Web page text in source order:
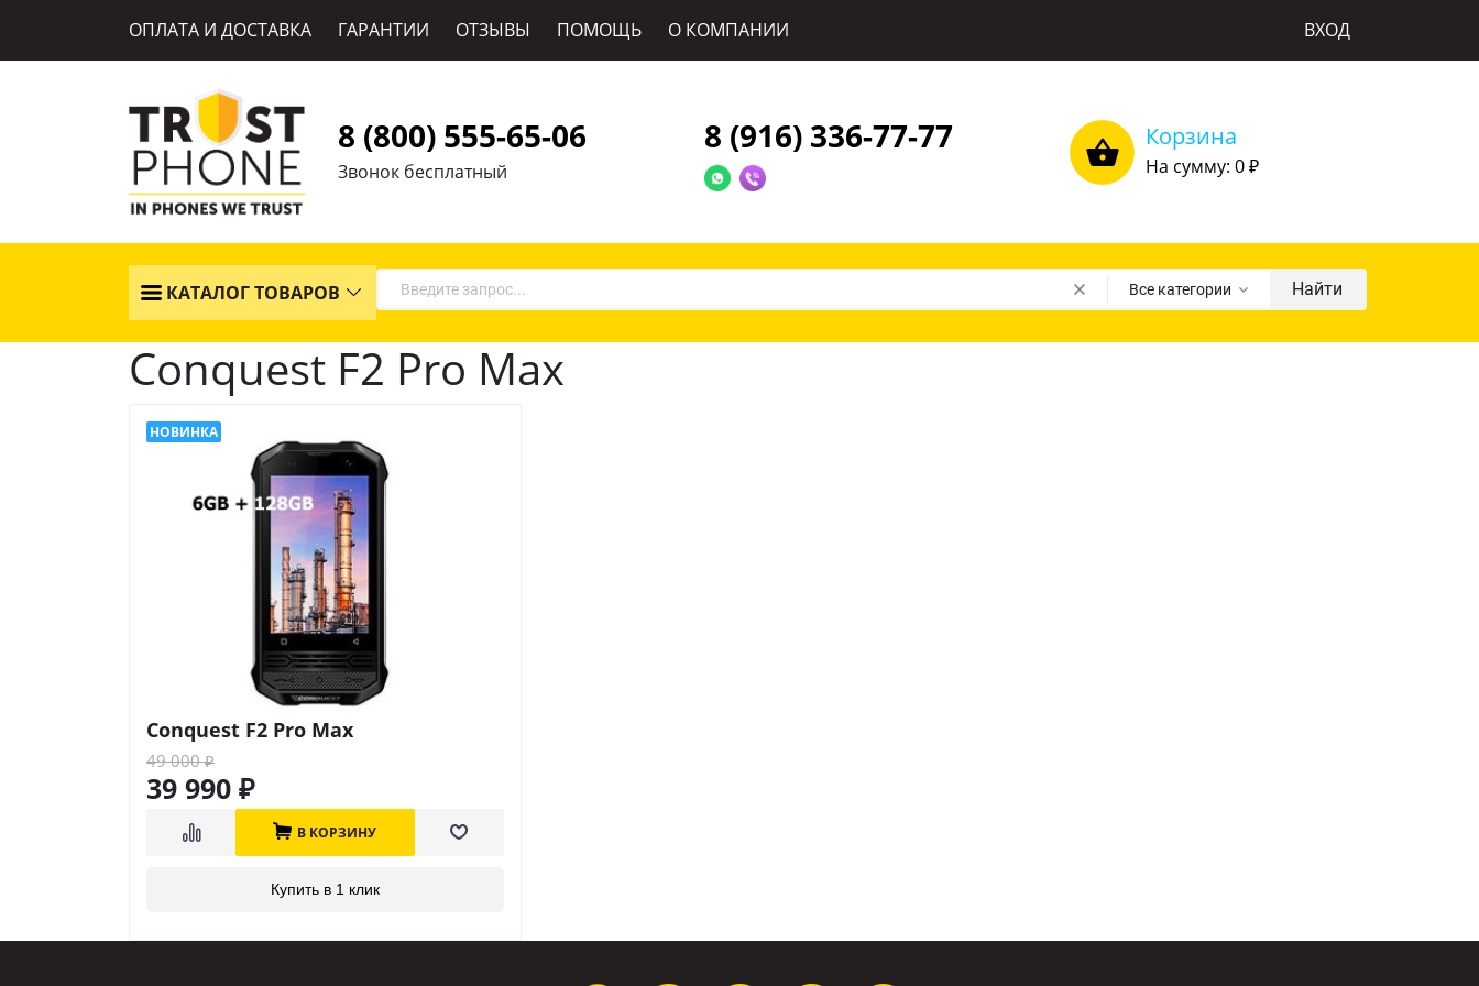
ОПЛАТА И ДОСТАВКА ГАРАНТИИ ОТЗЫВЫ ПОМОЩЬ О КОМПАНИИ ВХОД
8 (800) 555-65-06
Звонок бесплатный
8 (916) 336-77-77 Корзина
На сумму: 0 ₽
КАТАЛОГ ТОВАРОВ Все категории Найти
Conquest F2 Pro Max
Conquest F2 Pro Max
49 000₽
39 990 ₽
В КОРЗИНУ
Купить в 1 клик